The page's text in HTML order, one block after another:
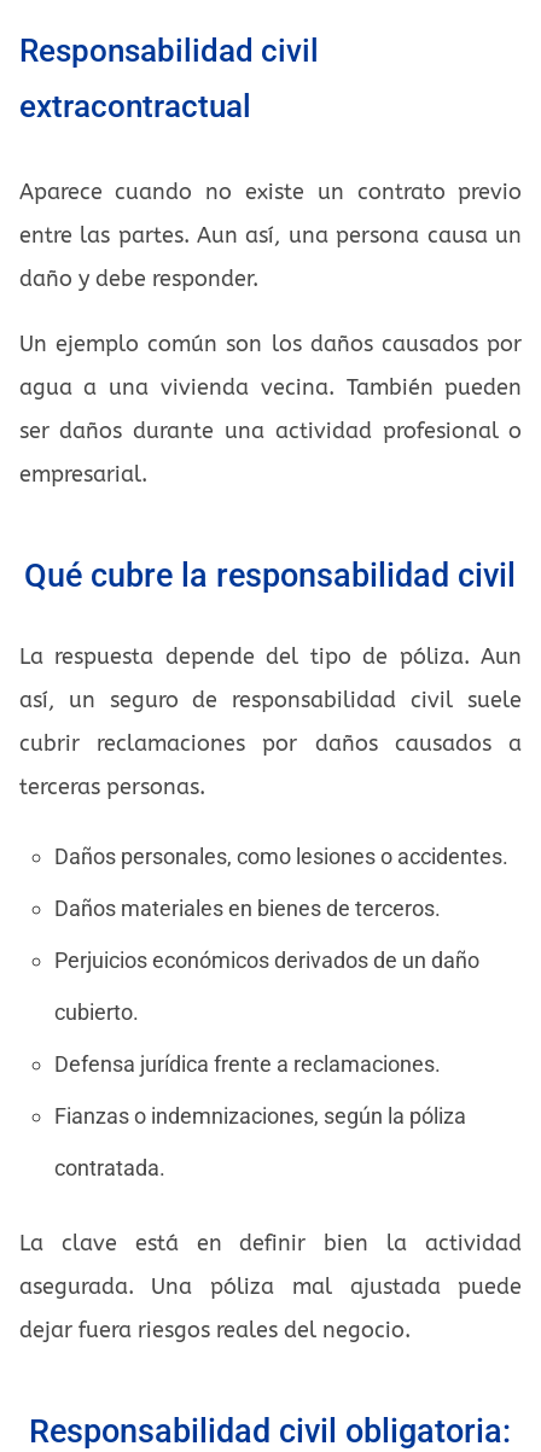
Responsabilidad civil
extracontractual
Aparece cuando no existe un contrato previo
entre las partes. Aun así, una persona causa un
daño y debe responder.
Un ejemplo común son los daños causados por
agua a una vivienda vecina. También pueden
ser daños durante una actividad profesional o
empresarial.
Qué cubre la responsabilidad civil
La respuesta depende del tipo de póliza. Aun
así, un seguro de responsabilidad civil suele
cubrir reclamaciones por daños causados a
terceras personas.
Daños personales, como lesiones o accidentes.
Daños materiales en bienes de terceros.
Perjuicios económicos derivados de un daño
cubierto.
Defensa jurídica frente a reclamaciones.
Fianzas o indemnizaciones, según la póliza
contratada.
La clave está en definir bien la actividad
asegurada. Una póliza mal ajustada puede
dejar fuera riesgos reales del negocio.
Responsabilidad civil obligatoria: